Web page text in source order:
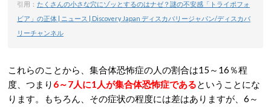
引用： たくさんの小さな穴にゾッとするのはナゼ？謎の不安感「トライポフォ
ビア」の正体 | ニュース | Discovery Japan ディスカバリージャパン/ディスカバ
リーチャンネル
これらのことから、集合体恐怖症の人の割合は15～16％程
度、つまり 6～7人に1人が集合体恐怖症であるということにな
ります。もちろん、その症状の程度には差はありますが、6～